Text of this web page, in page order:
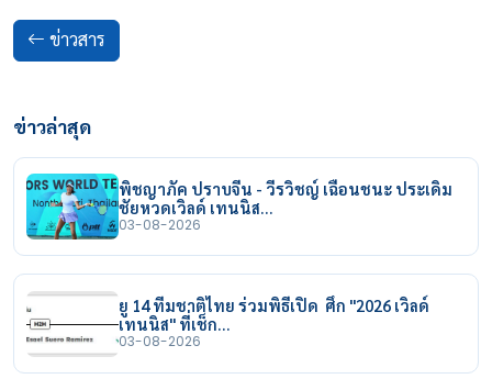
ข่าวสาร
ข่าวล่าสุด
พิชญาภัค ปราบจีน - วีรวิชญ์ เฉือนชนะ ประเดิม
ชัยหวดเวิลด์ เทนนิส…
03-08-2026
ยู 14 ทีมชาติไทย ร่วมพิธีเปิด ศึก "2026 เวิลด์
เทนนิส" ที่เช็ก…
03-08-2026